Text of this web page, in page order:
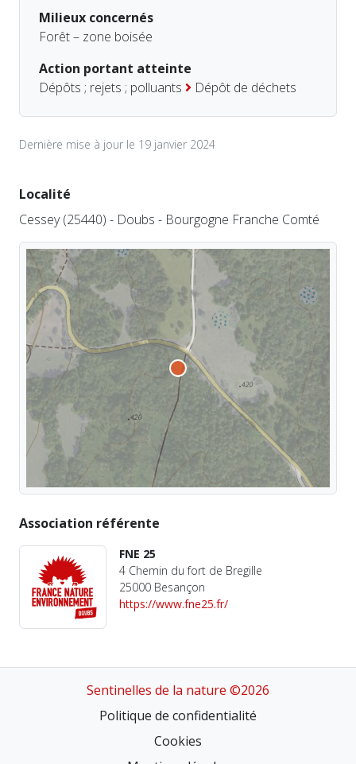
Milieux concernés
Forêt – zone boisée
Action portant atteinte
Dépôts ; rejets ; polluants
Dépôt de déchets
Dernière mise à jour le 19 janvier 2024
Localité
Cessey (25440) - Doubs - Bourgogne Franche Comté
Association référente
FNE 25
4 Chemin du fort de Bregille
25000 Besançon
https://www.fne25.fr/
Sentinelles de la nature ©2026
Politique de confidentialité
Cookies